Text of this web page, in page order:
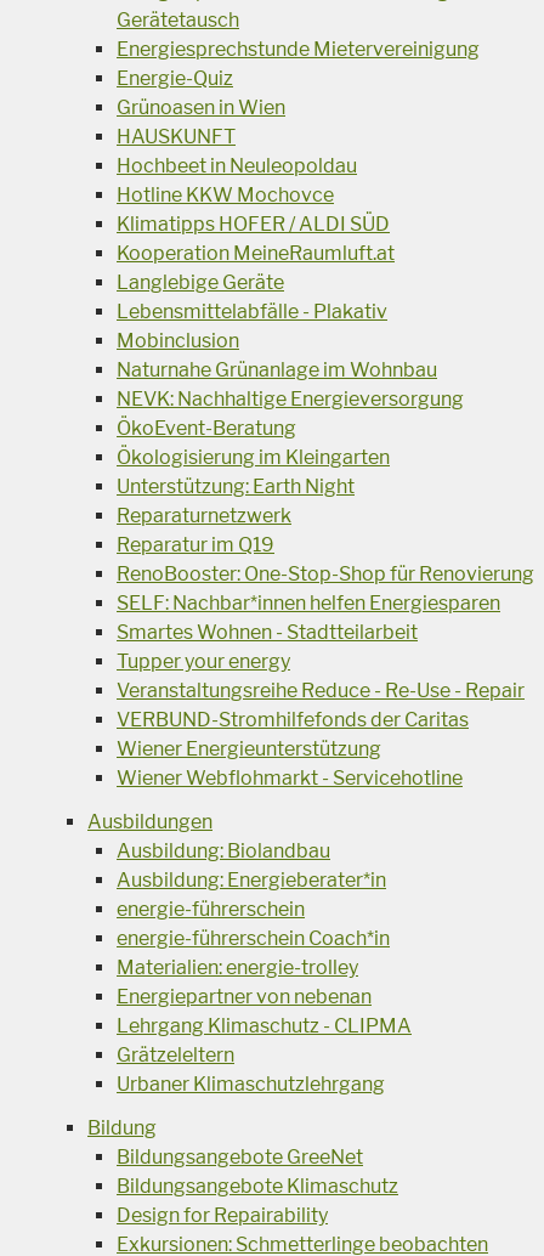
Gerätetausch
Energiesprechstunde Mietervereinigung
Energie-Quiz
Grünoasen in Wien
HAUSKUNFT
Hochbeet in Neuleopoldau
Hotline KKW Mochovce
Klimatipps HOFER / ALDI SÜD
Kooperation MeineRaumluft.at
Langlebige Geräte
Lebensmittelabfälle - Plakativ
Mobinclusion
Naturnahe Grünanlage im Wohnbau
NEVK: Nachhaltige Energieversorgung
ÖkoEvent-Beratung
Ökologisierung im Kleingarten
Unterstützung: Earth Night
Reparaturnetzwerk
Reparatur im Q19
RenoBooster: One-Stop-Shop für Renovierung
SELF: Nachbar*innen helfen Energiesparen
Smartes Wohnen - Stadtteilarbeit
Tupper your energy
Veranstaltungsreihe Reduce - Re-Use - Repair
VERBUND-Stromhilfefonds der Caritas
Wiener Energieunterstützung
Wiener Webflohmarkt - Servicehotline
Ausbildungen
Ausbildung: Biolandbau
Ausbildung: Energieberater*in
energie-führerschein
energie-führerschein Coach*in
Materialien: energie-trolley
Energiepartner von nebenan
Lehrgang Klimaschutz - CLIPMA
Grätzeleltern
Urbaner Klimaschutzlehrgang
Bildung
Bildungsangebote GreeNet
Bildungsangebote Klimaschutz
Design for Repairability
Exkursionen: Schmetterlinge beobachten